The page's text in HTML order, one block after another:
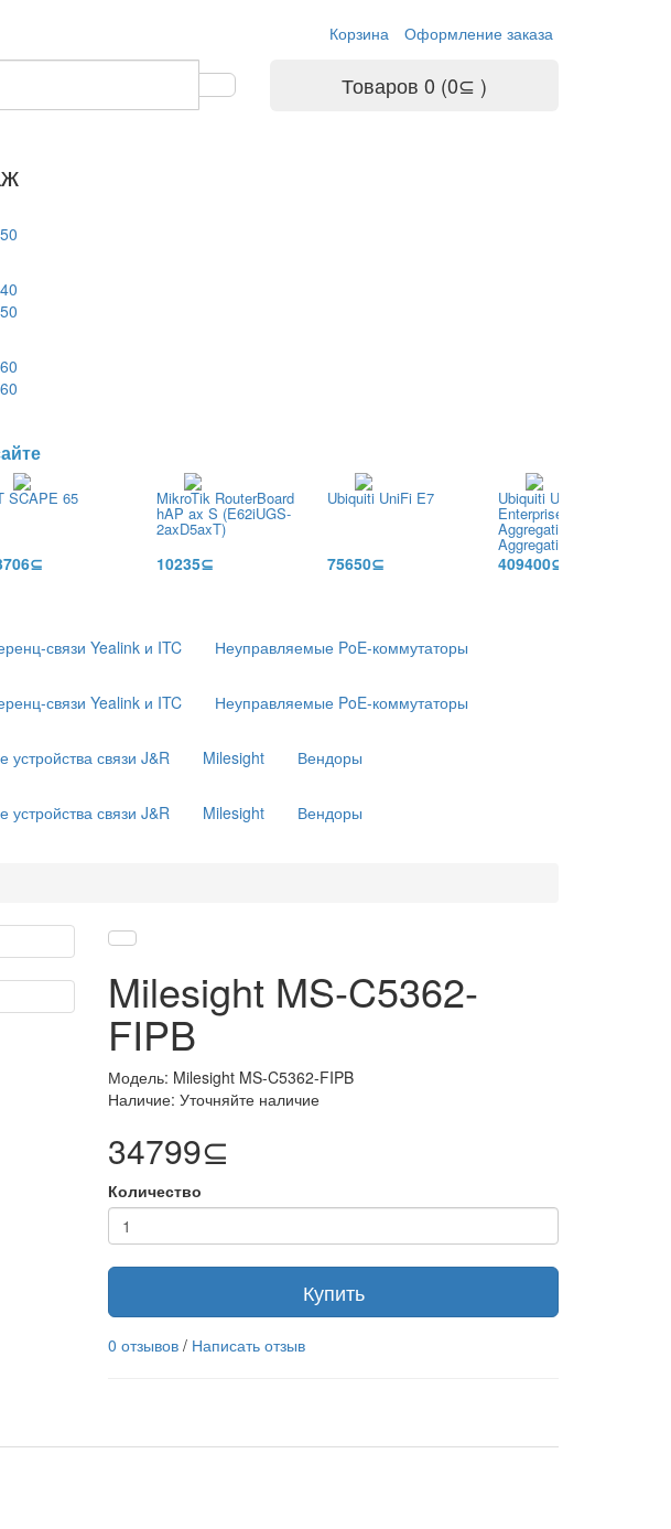
Корзина Оформление заказа
Товаров 0 (0⊆ )
SCAPE 65 MikroTik RouterBoard
hAP ax S (E62iUGS-
2axD5axT)
10235⊆
Ubiquiti UniFi E7
75650⊆
Ubiquiti UniFi Switch
Enterprise Campus
Aggregation (ECS-
Aggregation)
409400⊆
связи Yealink и ITC
связи Yealink и ITC
Неуправляемые PoE-коммутаторы
Неуправляемые PoE-коммутаторы
устройства связи J&R
устройства связи J&R
Milesight
Milesight
Вендоры
Вендоры
Milesight MS-C5362-
FIPB
Модель: Milesight MS-C5362-FIPB
Наличие: Уточняйте наличие
34799⊆
Количество
Купить
0 отзывов / Написать отзыв